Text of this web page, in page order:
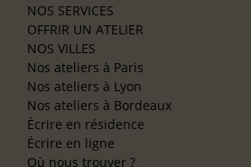
NOS SERVICES
OFFRIR UN ATELIER
NOS VILLES
Nos ateliers à Paris
Nos ateliers à Lyon
Nos ateliers à Bordeaux
Écrire en résidence
Écrire en ligne
Où nous trouver ?